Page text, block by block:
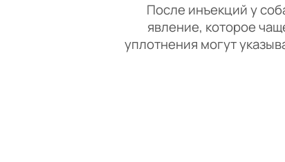
После инъекций у
явление, которое
уплотнения могут